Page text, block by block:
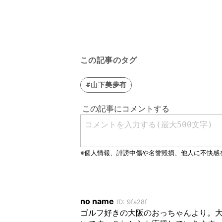
この記事のタグ
#山下美夢有